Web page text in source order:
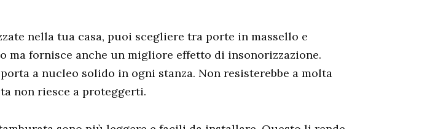
nella tua casa, puoi scegliere tra porte in massello e
fornisce anche un migliore effetto di insonorizzazione.
a nucleo solido in ogni stanza. Non resisterebbe a molta
non riesce a proteggerti.